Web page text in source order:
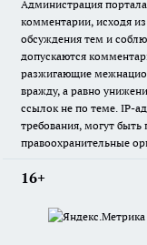
Администрация
комментарии, исходя
обсуждения тем и
допускаются
разжигающие
вражду, а равно
ссылок не по теме. IP-
требования, могут
правоохранительные
16+